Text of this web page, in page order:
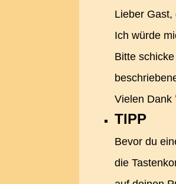
Lieber
Ich würde
Bitte
Vielen Dank
TIPP
Bevor du
die